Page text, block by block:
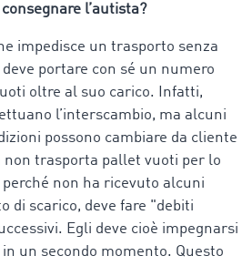
l’autista?
impedisce un trasporto senza
portare con sé un numero
oltre al suo carico. Infatti,
l’interscambio, ma alcuni
possono cambiare da cliente
non trasporta pallet vuoti per lo
perché non ha ricevuto alcuni
di scarico, deve fare "debiti
Egli deve cioè impegnarsi
un secondo momento. Questo